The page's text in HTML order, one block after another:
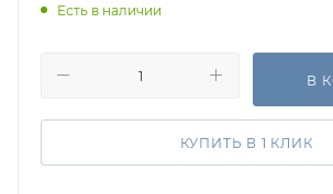
Есть в наличии
В
КУПИТЬ В 1 КЛИК